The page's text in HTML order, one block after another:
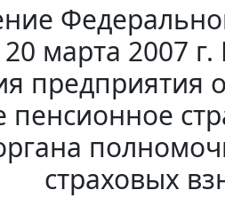
20 марта 2007
предприятия
пенсионное
страховых